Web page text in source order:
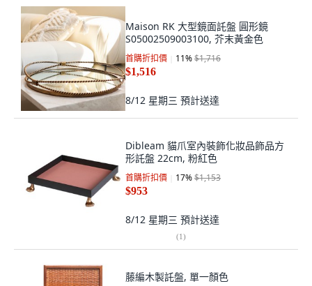
Maison RK 大型鏡面託盤 圓形鏡
S05002509003100, 芥末黃金色
首購折扣價 11%$1,716
$1,516
8/12 星期三 預計送達
Dibleam 貓爪室內裝飾化妝品飾品方
形託盤 22cm, 粉紅色
首購折扣價 17%$1,153
$953
8/12 星期三 預計送達
(1)
藤編木製託盤, 單一顏色